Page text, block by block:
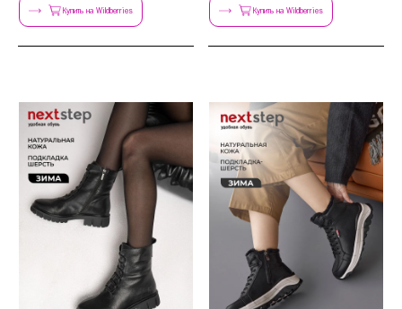
Купить на Wildberries Купить на Wildberries
36 37 39 40